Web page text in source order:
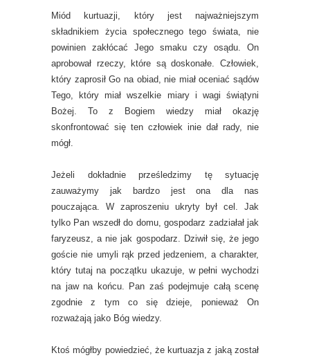
Miód kurtuazji, który jest najważniejszym
składnikiem życia społecznego tego świata, nie
powinien zakłócać Jego smaku czy osądu. On
aprobował rzeczy, które są doskonałe. Człowiek,
który zaprosił Go na obiad, nie miał oceniać sądów
Tego, który miał wszelkie miary i wagi świątyni
Bożej. To z Bogiem wiedzy miał okazję
skonfrontować się ten człowiek inie dał rady, nie
mógł.
Jeżeli dokładnie prześledzimy tę sytuację
zauważymy jak bardzo jest ona dla nas
pouczająca. W zaproszeniu ukryty był cel. Jak
tylko Pan wszedł do domu, gospodarz zadziałał jak
faryzeusz, a nie jak gospodarz. Dziwił się, że jego
goście nie umyli rąk przed jedzeniem, a charakter,
który tutaj na początku ukazuje, w pełni wychodzi
na jaw na końcu. Pan zaś podejmuje całą scenę
zgodnie z tym co się dzieje, ponieważ On
rozważają jako Bóg wiedzy.
Ktoś mógłby powiedzieć, że kurtuazja z jaką został